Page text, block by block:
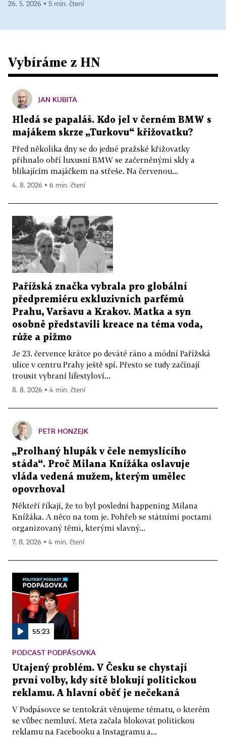
26. 5. 2026 ▪ 5 min. čtení
Vybíráme z HN
JAN KUBITA
Hledá se papaláš. Kdo jel v černém BMW s
majákem skrze „Turkovu“ křižovatku?
Před několika dny se do jedné pražské křižovatky
přihnalo obří luxusní BMW se začerněnými skly a
blikajícím majáčkem na střeše. Na červenou...
4. 8. 2026 ▪ 6 min. čtení
Pařížská značka vybrala pro globální
předpremiéru exkluzivních parfémů
Prahu, Varšavu a Krakov. Matka a syn
osobně představili kreace na téma voda,
růže a pižmo
Je 23. července krátce po deváté ráno a módní Pařížská
ulice v centru Prahy ještě spí. Přesto se tudy začínají
trousit vybraní lifestyloví...
8. 8. 2026 ▪ 4 min. čtení
PETR HONZEJK
„Prolhaný hlupák v čele nemyslícího
stáda“. Proč Milana Knížáka oslavuje
vláda vedená mužem, kterým umělec
opovrhoval
Někteří říkají, že to byl poslední happening Milana
Knížáka. A něco na tom je. Pohřeb se státními poctami
organizovaný těmi, kterými slavný...
7. 8. 2026 ▪ 4 min. čtení
55:23
PODCAST PODPÁSOVKA
Utajený problém. V Česku se chystají
první volby, kdy sítě blokují politickou
reklamu. A hlavní oběť je nečekaná
V Podpásovce se tentokrát věnujeme tématu, o kterém
se vůbec nemluví. Meta začala blokovat politickou
reklamu na Facebooku a Instagramu a...